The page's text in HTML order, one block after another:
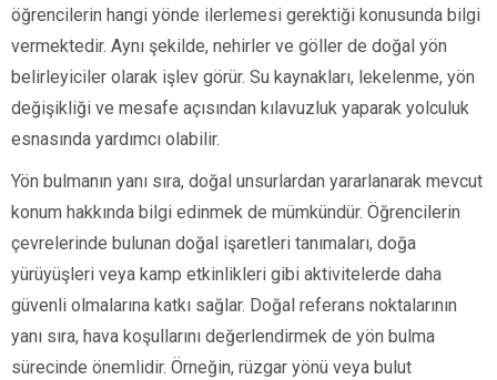
öğrencilerin hangi yönde ilerlemesi gerektiği konusunda bilgi
vermektedir. Aynı şekilde, nehirler ve göller de doğal yön
belirleyiciler olarak işlev görür. Su kaynakları, lekelenme, yön
değişikliği ve mesafe açısından kılavuzluk yaparak yolculuk
esnasında yardımcı olabilir.
Yön bulmanın yanı sıra, doğal unsurlardan yararlanarak mevcut
konum hakkında bilgi edinmek de mümkündür. Öğrencilerin
çevrelerinde bulunan doğal işaretleri tanımaları, doğa
yürüyüşleri veya kamp etkinlikleri gibi aktivitelerde daha
güvenli olmalarına katkı sağlar. Doğal referans noktalarının
yanı sıra, hava koşullarını değerlendirmek de yön bulma
sürecinde önemlidir. Örneğin, rüzgar yönü veya bulut